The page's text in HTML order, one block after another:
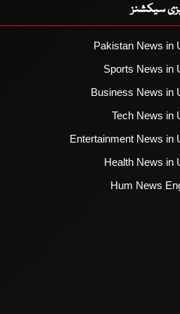
سیکشنز
Pakistan News in
Sports News in
Business News in
Tech News in
Entertainment News in
Health News in
Hum News